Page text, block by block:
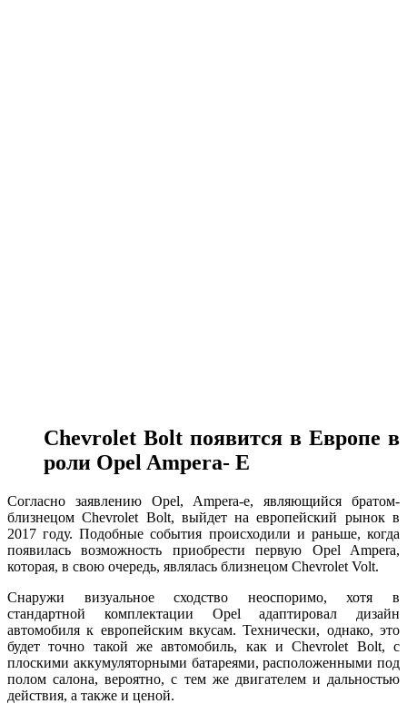
Chevrolet Bolt появится в Европе в
роли Opel Ampera- E
Согласно заявлению Opel, Ampera-e, являющийся братом-
близнецом Chevrolet Bolt, выйдет на европейский рынок в
2017 году. Подобные события происходили и раньше, когда
появилась возможность приобрести первую Opel Ampera,
которая, в свою очередь, являлась близнецом Chevrolet Volt.
Снаружи визуальное сходство неоспоримо, хотя в
стандартной комплектации Opel адаптировал дизайн
автомобиля к европейским вкусам. Технически, однако, это
будет точно такой же автомобиль, как и Chevrolet Bolt, с
плоскими аккумуляторными батареями, расположенными под
полом салона, вероятно, с тем же двигателем и дальностью
действия, а также и ценой.